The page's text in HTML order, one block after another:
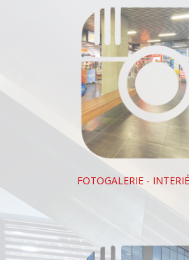
FOTOGALERIE -